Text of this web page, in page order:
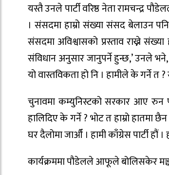
यस्तै उनले पार्टी वरिष्ठ नेता रामचन्द्र
। संसदमा हाम्रो संख्या संसद बेलाउन
संसदमा अविश्वासको प्रस्ताव राख्ने
संविधान अनुसार जानुपर्ने हुन्छ,’ उनले
यो वास्तविकता हो नि । हामीले के गर्ने त ?
चुनावमा कम्युनिस्टको सरकार आए
हालिदिए के गर्ने ? भोट त हाम्रो हातमा
घर दैलोमा जाऔँ । हामी काँग्रेस पार्टी हौं
कार्यक्रममा पौडेलले आफूले बोलिसकेर